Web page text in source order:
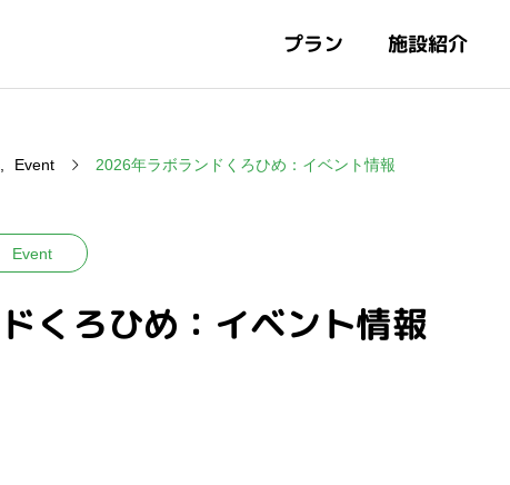
プラン 施設紹介
Event 2026年ラボランドくろひめ：イベント情報
Event
くろひめ：イベント情報